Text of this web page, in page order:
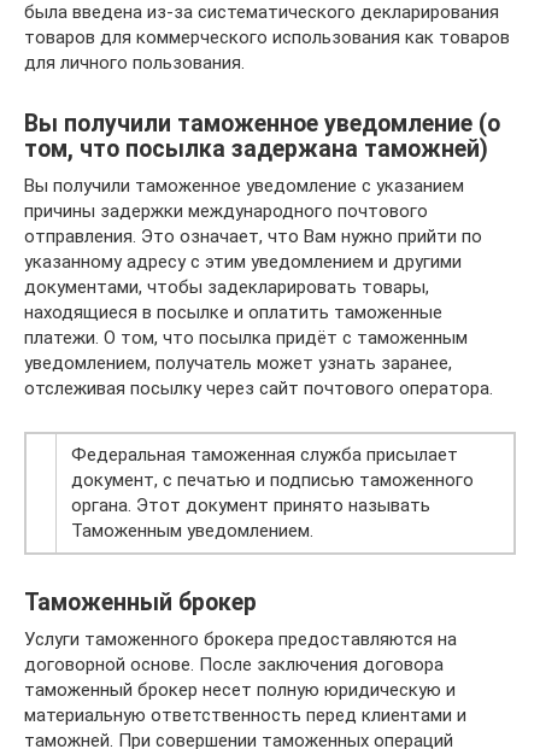
была введена из-за систематического декларирования
товаров для коммерческого использования как товаров
для личного пользования.
Вы получили таможенное уведомление (о
том, что посылка задержана таможней)
Вы получили таможенное уведомление с указанием
причины задержки международного почтового
отправления. Это означает, что Вам нужно прийти по
указанному адресу с этим уведомлением и другими
документами, чтобы задекларировать товары,
находящиеся в посылке и оплатить таможенные
платежи. О том, что посылка придёт с таможенным
уведомлением, получатель может узнать заранее,
отслеживая посылку через сайт почтового оператора.
Федеральная таможенная служба присылает
документ, с печатью и подписью таможенного
органа. Этот документ принято называть
Таможенным уведомлением.
Таможенный брокер
Услуги таможенного брокера предоставляются на
договорной основе. После заключения договора
таможенный брокер несет полную юридическую и
материальную ответственность перед клиентами и
таможней. При совершении таможенных операций